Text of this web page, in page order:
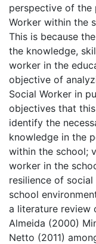
perspective of the
Worker within the
This is because
the knowledge,
worker in the
objective of
Social Worker in
objectives that
identify the
knowledge in the
within the school;
worker in the
resilience of
school
a literature review
Almeida (2000)
Netto (2011)